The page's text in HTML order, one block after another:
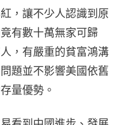
，讓不少人認識到原
有數十萬無家可歸
，有嚴重的貧富鴻溝
題並不影響美國依舊
量優勢。